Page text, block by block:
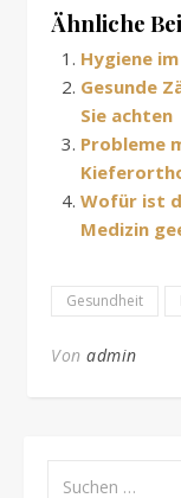
Ähnliche
Hygiene
Gesunde
Sie achten
Probleme
Wofür ist
Medizin
Gesundheit
Von admin